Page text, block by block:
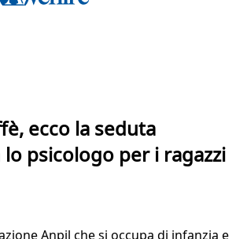
ecco la seduta
lo psicologo per i ragazzi
Anpil che si occupa di infanzia e